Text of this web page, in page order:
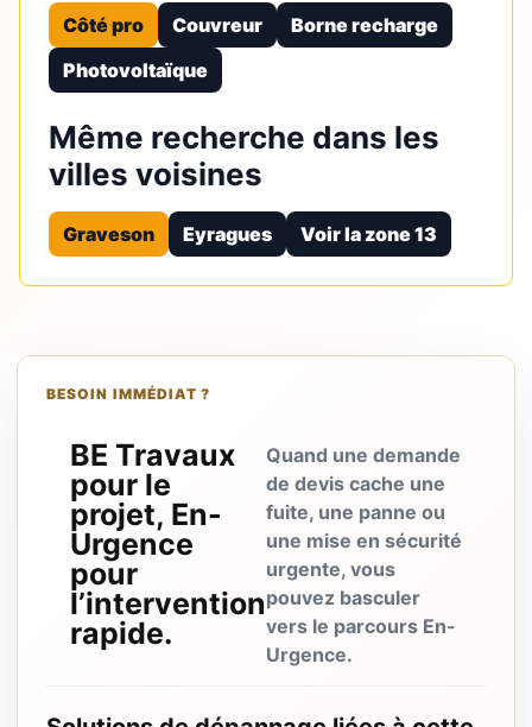
Côté pro Couvreur
Borne recharge
Photovoltaïque
Même recherche dans les
villes voisines
Graveson Eyragues Voir la zone 13
BESOIN IMMÉDIAT ?
BE Travaux
pour le
projet, En-
Urgence
pour
l’intervention
rapide.
Quand une demande
de devis cache une
fuite, une panne ou
une mise en sécurité
urgente, vous
pouvez basculer
vers le parcours En-
Urgence.